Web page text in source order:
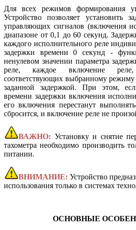
Для всех режимов формирования
Устройство позволяет установить
управляющих сигналов (включения
диапазоне от 0,1 до 60 секунд.
каждого исполнительного реле
задержки времени 0 секунд -
ненулевом значении параметра
реле, каждое включение
соответствующих выбранному режиму
заданной задержкой. При этом,
времени задержки включения
его включения перестанут
сбросится, и включение реле не
ВАЖНО: Установку и снятие
тахометра необходимо производить
питании.
ВНИМАНИЕ: Устройство
использования только в системах
ОСНОВНЫЕ